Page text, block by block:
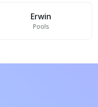
Erwin
Pools